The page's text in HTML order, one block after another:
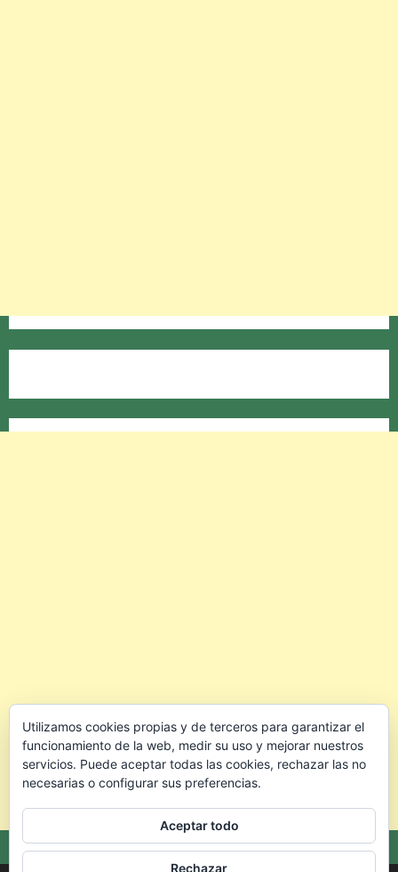
Utilizamos cookies propias y de terceros para garantizar el
funcionamiento de la web, medir su uso y mejorar nuestros
servicios. Puede aceptar todas las cookies, rechazar las no
necesarias o configurar sus preferencias.
Aceptar todo
Rechazar